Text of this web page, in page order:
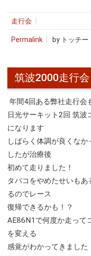
走行会
Permalink by トッチー
筑波2000走行会
年間4回ある弊社走行会
日光サーキット2回 筑
になります
しばらく体調が良くな
したが治療後
初めて走りました！
タバコをやめたせいも
るのでレース
復帰できるかも！？
AE86N1で何度か走って
を変える
感覚がわかってきました